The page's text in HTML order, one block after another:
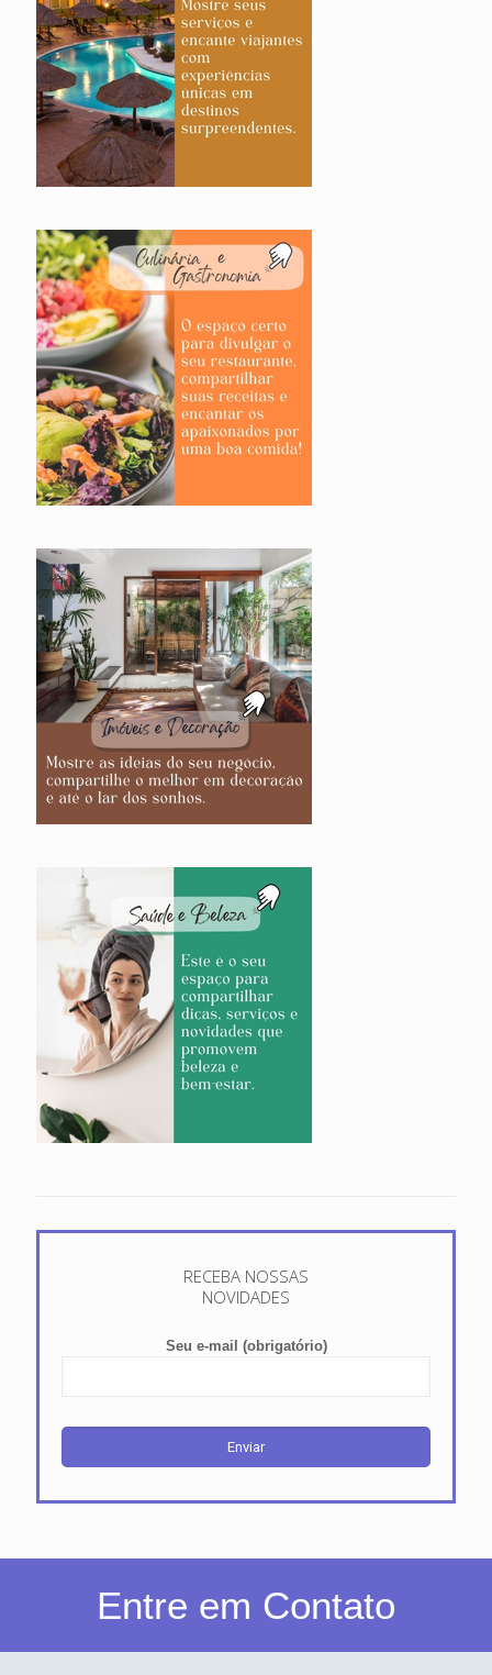
RECEBA NOSSAS
NOVIDADES
Seu e-mail (obrigatório)
Entre em Contato